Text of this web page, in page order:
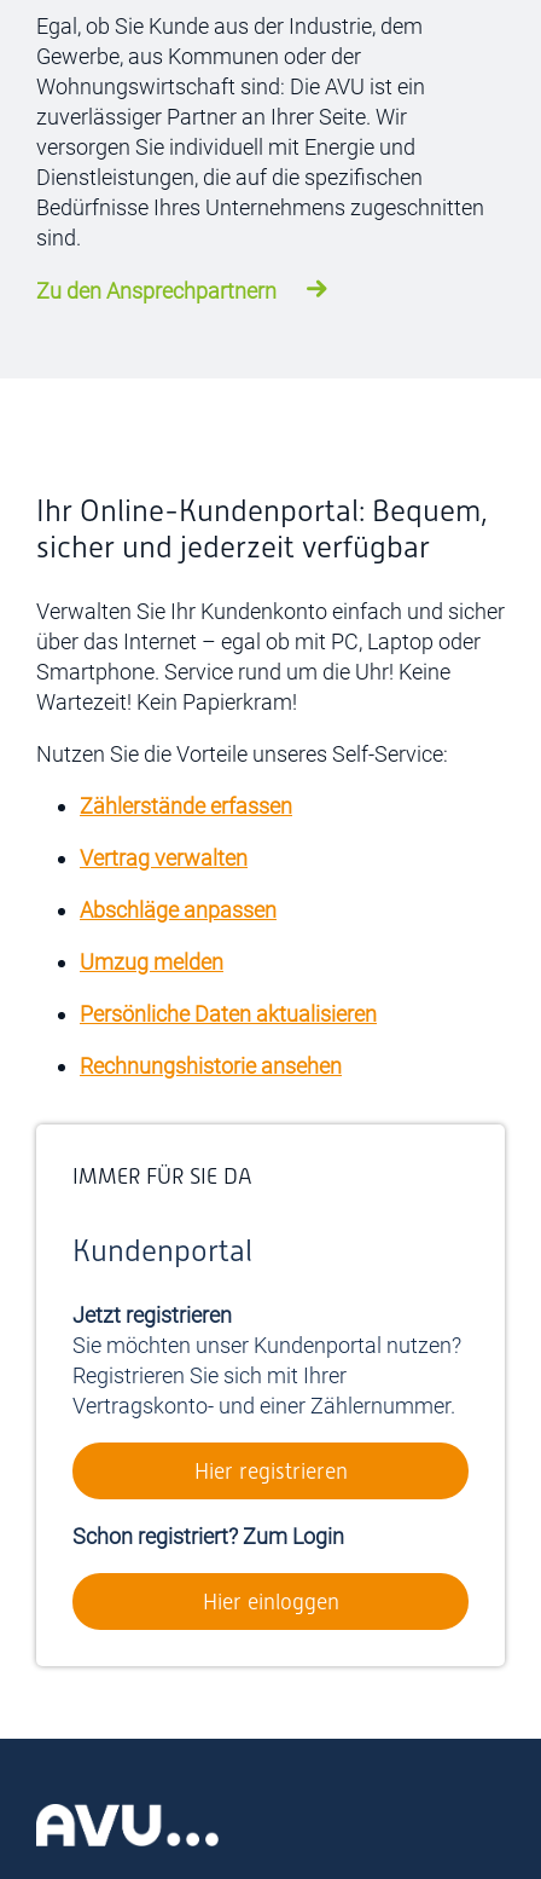
Egal, ob Sie Kunde aus der Industrie, dem
Gewerbe, aus Kommunen oder der
Wohnungswirtschaft sind: Die AVU ist ein
zuverlässiger Partner an Ihrer Seite. Wir
versorgen Sie individuell mit Energie und
Dienstleistungen, die auf die spezifischen
Bedürfnisse Ihres Unternehmens zugeschnitten
sind.
Zu den Ansprechpartnern
Ihr Online-Kundenportal: Bequem,
sicher und jederzeit verfügbar
Verwalten Sie Ihr Kundenkonto einfach und sicher
über das Internet – egal ob mit PC, Laptop oder
Smartphone. Service rund um die Uhr! Keine
Wartezeit! Kein Papierkram!
Nutzen Sie die Vorteile unseres Self-Service:
Zählerstände erfassen
Vertrag verwalten
Abschläge anpassen
Umzug melden
Persönliche Daten aktualisieren
Rechnungshistorie ansehen
IMMER FÜR SIE DA
Kundenportal
Jetzt registrieren
Sie möchten unser Kundenportal nutzen?
Registrieren Sie sich mit Ihrer
Vertragskonto- und einer Zählernummer.
Hier registrieren
Schon registriert? Zum Login
Hier einloggen
Zur Startseite